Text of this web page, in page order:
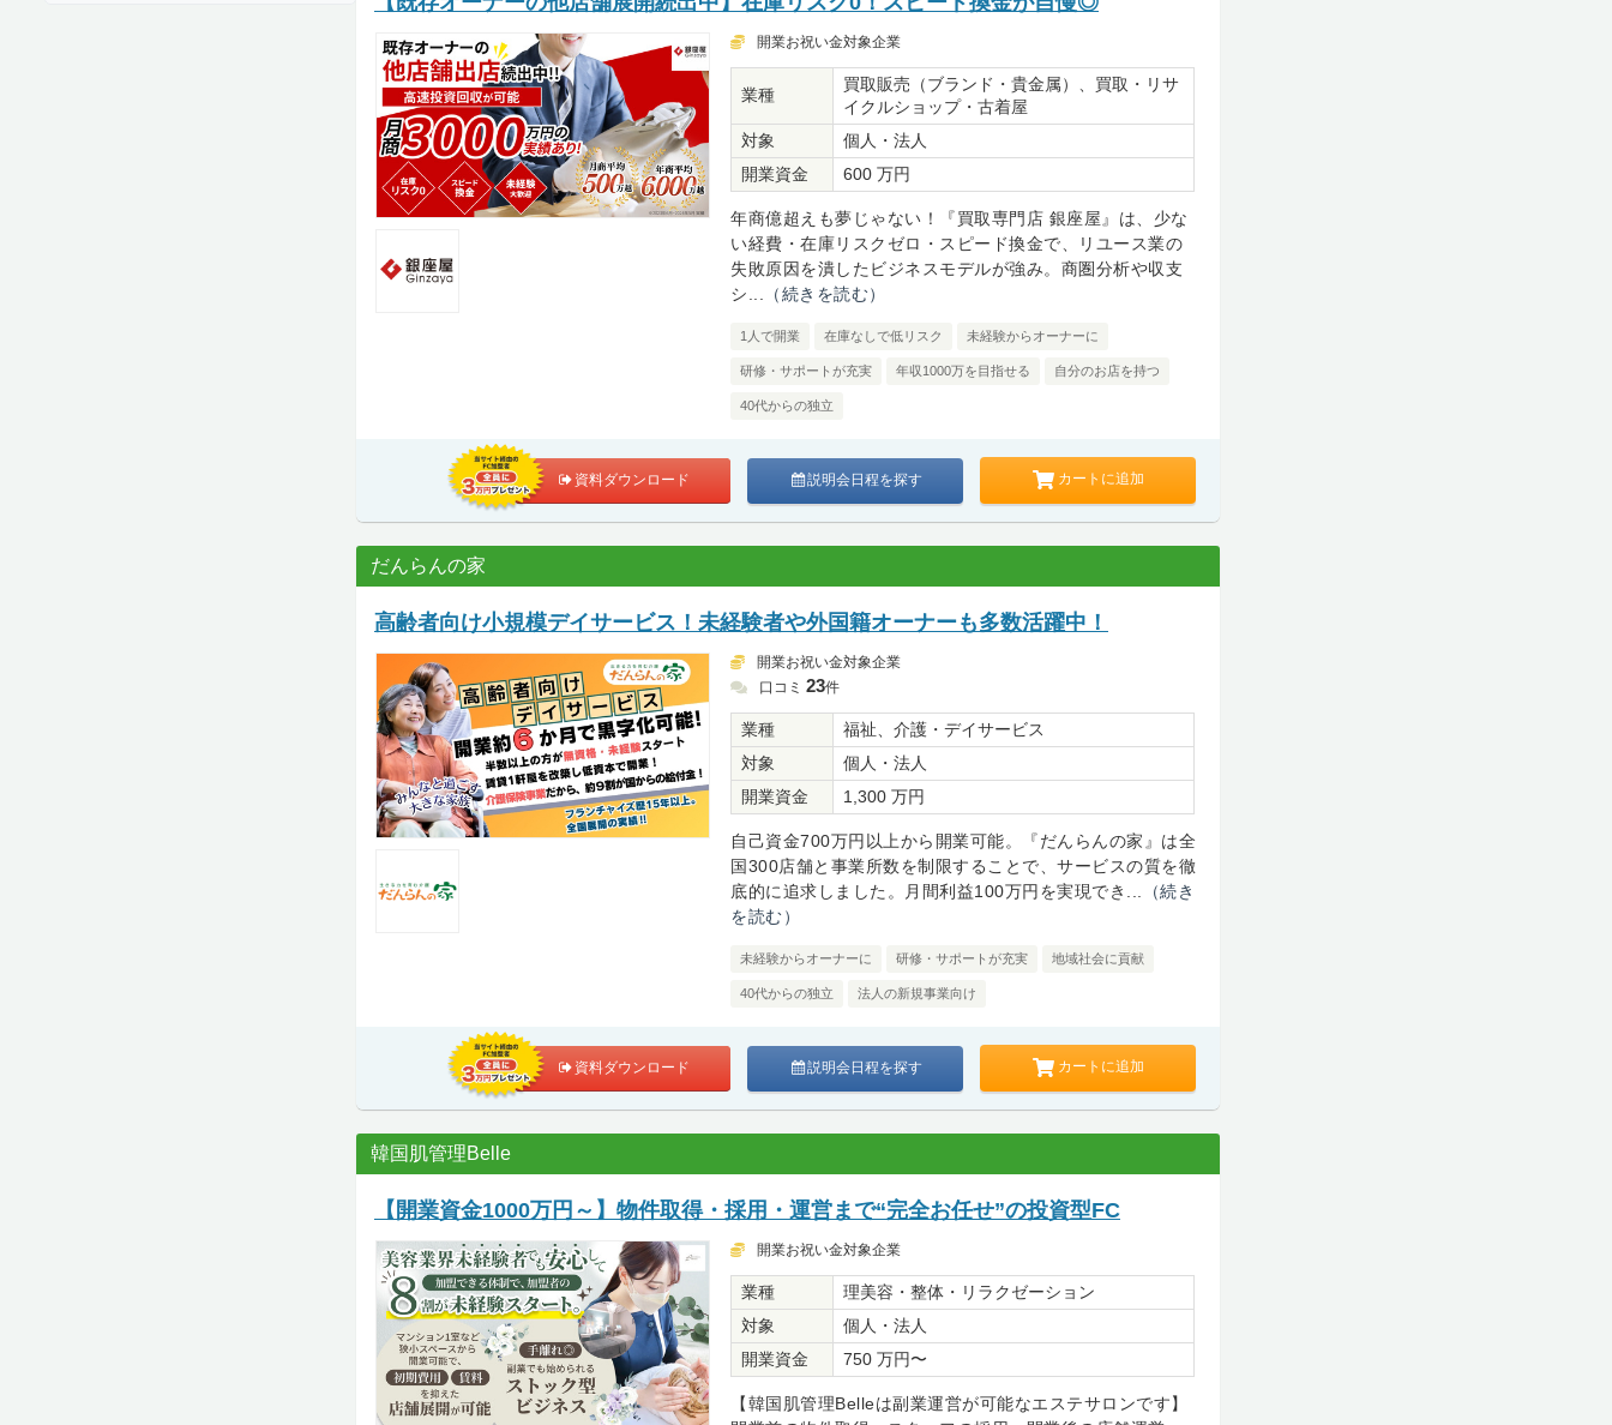
開業お祝い金対象企業
業種
買取販売（ブランド・貴金属）、買取・リサ
イクルショップ・古着屋
対象
個人・法人
開業資金
600 万円
年商億超えも夢じゃない！『買取専門店 銀座屋』は、少な
い経費・在庫リスクゼロ・スピード換金で、リユース業の
失敗原因を潰したビジネスモデルが強み。商圏分析や収支
シ...
（続きを読む）
1人で開業 在庫なしで低リスク 未経験からオーナーに
研修・サポートが充実 年収1000万を目指せる 自分のお店を持つ
40代からの独立
資料ダウンロード 説明会日程を探す カートに追加
だんらんの家
高齢者向け小規模デイサービス！未経験者や外国籍オーナーも多数活躍中！
開業お祝い金対象企業
口コミ 23件
業種
福祉、介護・デイサービス
対象
個人・法人
開業資金
1,300 万円
自己資金700万円以上から開業可能。『だんらんの家』は全
国300店舗と事業所数を制限することで、サービスの質を徹
底的に追求しました。月間利益100万円を実現でき...
（続き
を読む）
未経験からオーナーに 研修・サポートが充実 地域社会に貢献
40代からの独立 法人の新規事業向け
資料ダウンロード 説明会日程を探す カートに追加
韓国肌管理Belle
【開業資金1000万円～】物件取得・採用・運営まで“完全お任せ”の投資型FC
開業お祝い金対象企業
業種
理美容・整体・リラクゼーション
対象
個人・法人
開業資金
750 万円〜
【韓国肌管理Belleは副業運営が可能なエステサロンです】